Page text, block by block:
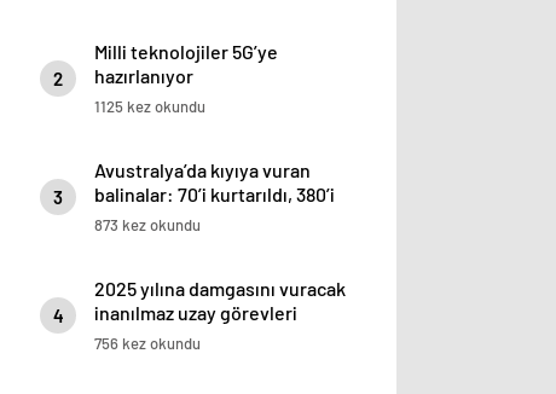
2
Milli teknolojiler 5G’ye
hazırlanıyor
1125 kez okundu
3
Avustralya’da kıyıya vuran
balinalar: 70’i kurtarıldı, 380’i
öldü
873 kez okundu
4
2025 yılına damgasını vuracak
inanılmaz uzay görevleri
756 kez okundu